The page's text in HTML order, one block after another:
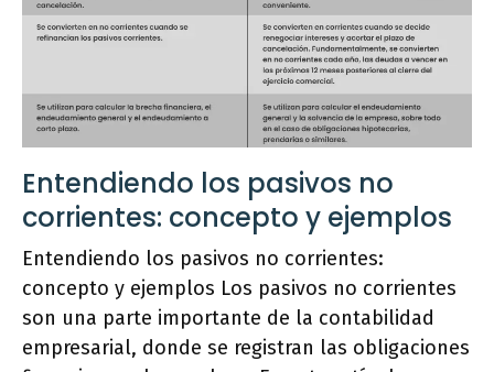
Entendiendo los pasivos no
corrientes: concepto y ejemplos
Entendiendo los pasivos no corrientes:
concepto y ejemplos Los pasivos no corrientes
son una parte importante de la contabilidad
empresarial, donde se registran las obligaciones